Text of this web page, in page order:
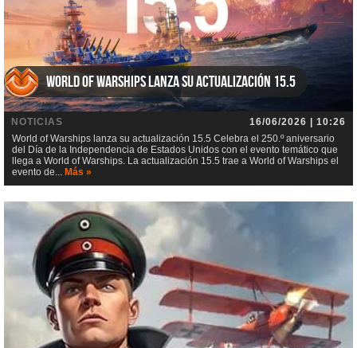
World of Warships lanza su actualización 15.5
NOTICIAS
16/06/2026 | 10:26
World of Warships lanza su actualización 15.5 Celebra el 250.º aniversario
del Día de la Independencia de Estados Unidos con el evento temático que
llega a World of Warships. La actualización 15.5 trae a World of Warships el
evento de... Más »